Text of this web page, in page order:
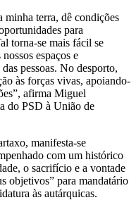
minha terra, dê condições
para
torna-se mais fácil se
espaços e
pessoas. No desporto,
às forças vivas, apoiando-
afirma Miguel
do PSD à União de
manifesta-se
com um histórico
o sacrifício e a vontade
objetivos” para mandatário
às autárquicas.